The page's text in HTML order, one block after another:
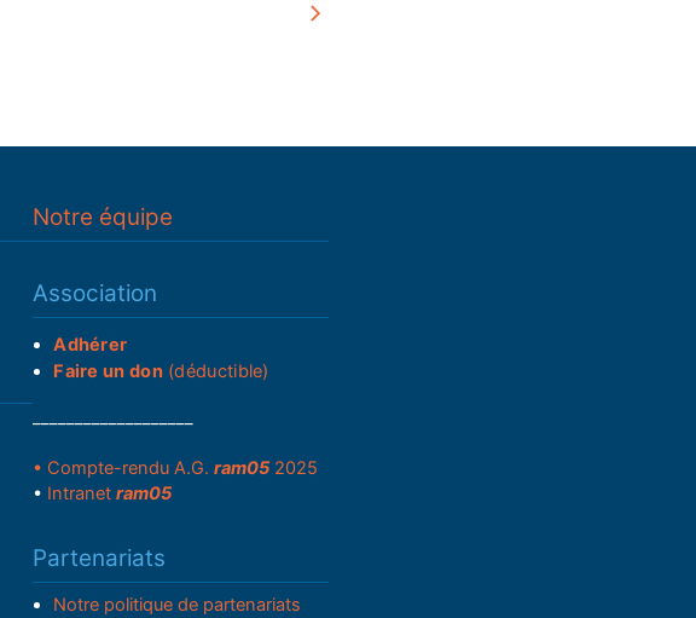
Notre équipe
Association
Adhérer
Faire un don(déductible)
• Compte-rendu A.G. ram052025
• Intranet ram05
Partenariats
Notre politique de partenariats